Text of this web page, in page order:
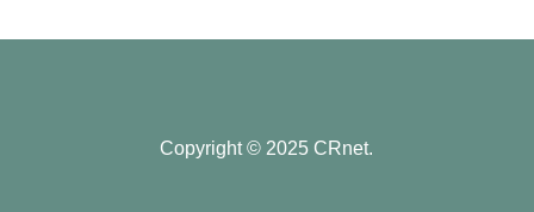
Copyright © 2025 CRnet.